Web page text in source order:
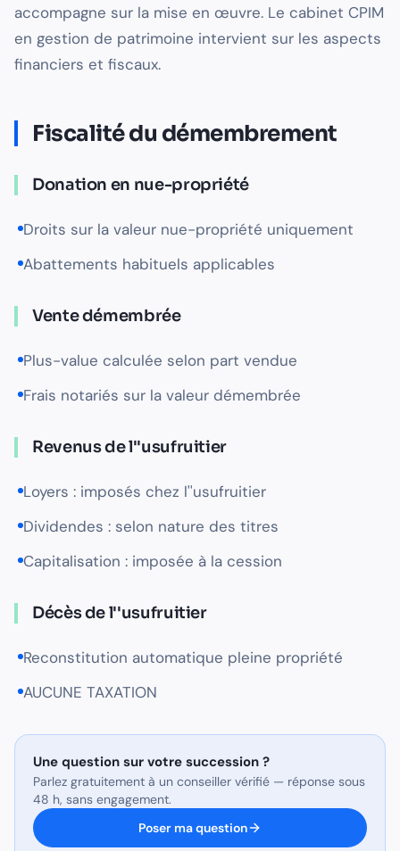
accompagne sur la mise en œuvre. Le cabinet CPIM
en gestion de patrimoine intervient sur les aspects
financiers et fiscaux.
Fiscalité du démembrement
Donation en nue-propriété
Droits sur la valeur nue-propriété uniquement
Abattements habituels applicables
Vente démembrée
Plus-value calculée selon part vendue
Frais notariés sur la valeur démembrée
Revenus de l''usufruitier
Loyers : imposés chez l''usufruitier
Dividendes : selon nature des titres
Capitalisation : imposée à la cession
Décès de l''usufruitier
Reconstitution automatique pleine propriété
AUCUNE TAXATION
Une question sur votre succession ?
Parlez gratuitement à un conseiller vérifié — réponse sous
48 h, sans engagement.
Poser ma question